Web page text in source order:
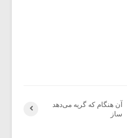
آن هنگام که گریه می‌دهد
ساز